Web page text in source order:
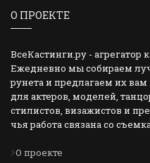
О ПРОЕКТЕ
ВсеКастинги.ру - агрегатор
Ежедневно мы собираем
рунета и предлагаем их
для актеров, моделей,
стилистов, визажистов и
чья работа связана со
О проекте